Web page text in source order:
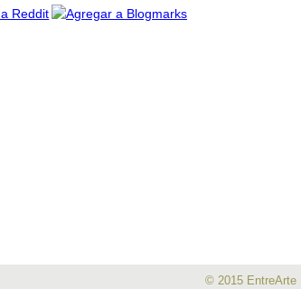
© 2015 EntreArte